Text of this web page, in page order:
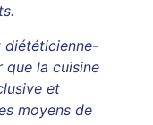
diététicienne-
que la cuisine
et
moyens de